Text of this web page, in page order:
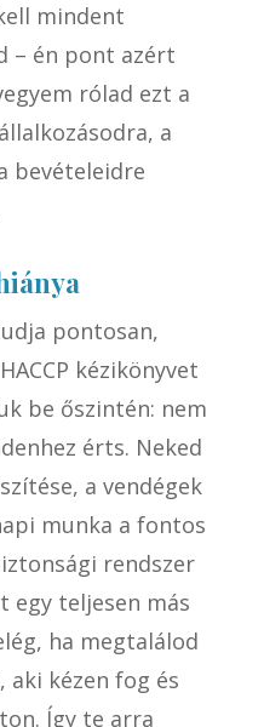
mindent
– én pont azért
rólad ezt a
a
bevételeidre
pontosan,
kézikönyvet
be őszintén: nem
érts. Neked
a vendégek
munka a fontos
rendszer
egy teljesen más
ha megtalálod
aki kézen fog és
Így te arra